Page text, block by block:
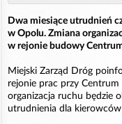
Dwa miesiące utrudnień
w Opolu. Zmiana
w rejonie budowy
Miejski Zarząd Dróg
rejonie prac przy
organizacja ruchu będzie
utrudnienia dla